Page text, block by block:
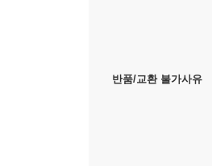
반품/교환 불가사유